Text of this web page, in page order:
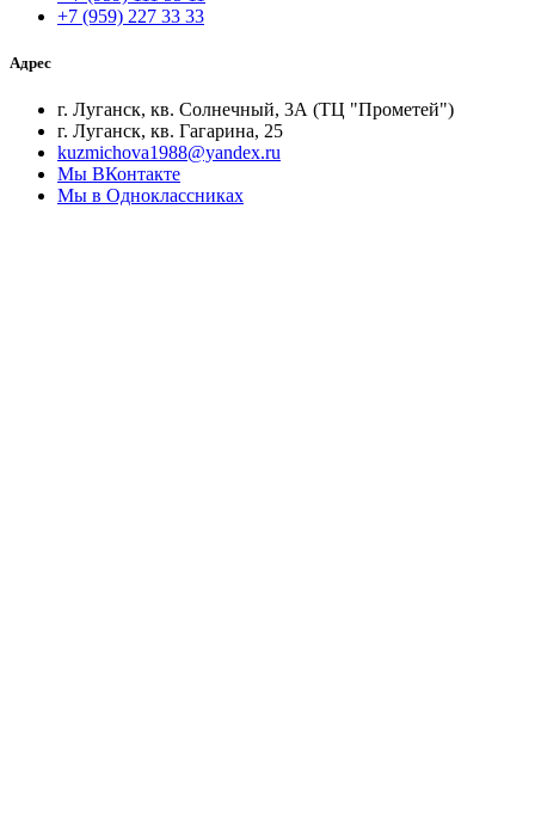
+7 (959) 227 33 33
Адрес
г. Луганск, кв. Солнечный, 3А (ТЦ "Прометей")
г. Луганск, кв. Гагарина, 25
kuzmichova1988@yandex.ru
Мы ВКонтакте
Мы в Одноклассниках